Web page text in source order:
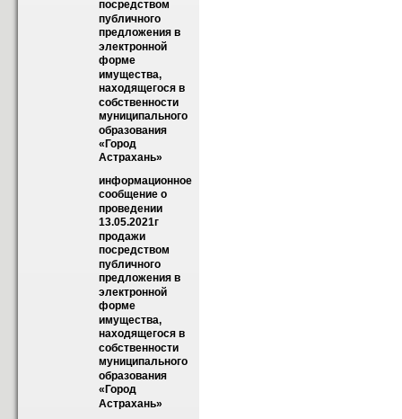
посредством
публичного
предложения в
электронной
форме
имущества,
находящегося в
собственности
муниципального
образования
«Город
Астрахань»
информационное
сообщение о
проведении
13.05.2021г
продажи
посредством
публичного
предложения в
электронной
форме
имущества,
находящегося в
собственности
муниципального
образования
«Город
Астрахань»